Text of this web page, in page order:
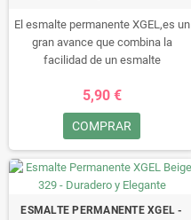
El esmalte permanente XGEL,es un
gran avance que combina la
facilidad de un esmalte
un gel.
Durante un minimo de 15 dias
disfruta de sus uñas
perfectamente, sin arañazos,
retoques ni manchas, fácil de
quitar, en 10 minutos!!• Este
5,90 €
COMPRAR
ESMALTE PERMANENTE XGEL -